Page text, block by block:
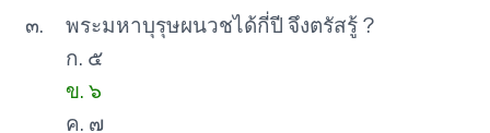
๓.
พระมหาบุรุษผนวชได้กี่ปี จึงตรัสรู้ ?
ก. ๕
ข. ๖
ค. ๗